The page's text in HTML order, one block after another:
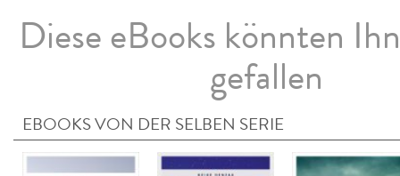
Diese eBooks könnten
gefallen
EBOOKS VON DER SELBEN SERIE